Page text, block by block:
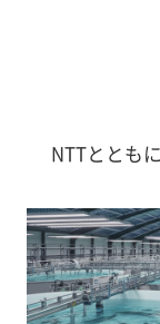
NTTととも